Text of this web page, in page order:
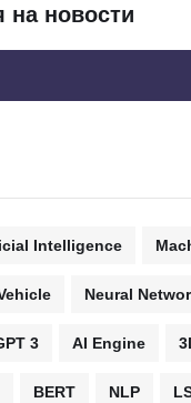
на новости
Intelligence
Neural
3 AI Engine
BERT NLP